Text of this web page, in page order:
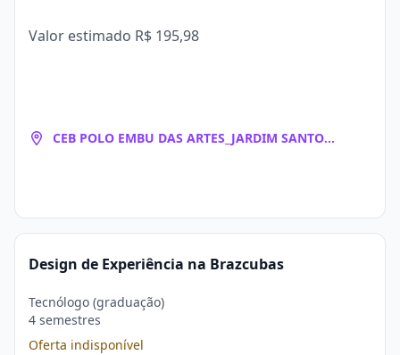
Valor estimado R$ 195,98
CEB POLO EMBU DAS ARTES_JARDIM SANTO
Design de Experiência na Brazcubas
Tecnólogo (graduação)
4 semestres
Oferta indisponível